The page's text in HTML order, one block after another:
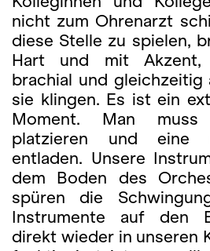
nicht zum Ohrenarzt
diese Stelle zu spielen,
Hart und mit Akzent,
brachial und gleichzeitig
sie klingen. Es ist ein
Moment. Man muss
platzieren und eine
entladen. Unsere
dem Boden des
spüren die
Instrumente auf den
direkt wieder in unseren